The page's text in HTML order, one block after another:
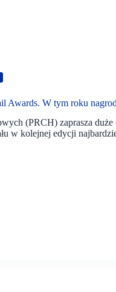
Awards. W tym roku
(PRCH) zaprasza
w kolejnej edycji